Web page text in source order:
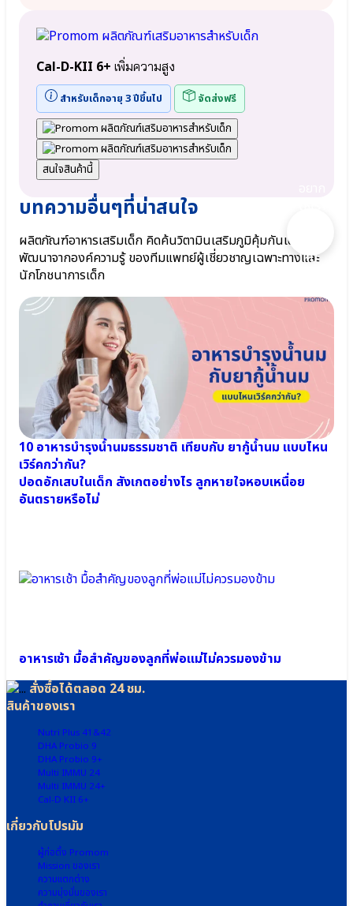
Cal-D-KII 6+ เพิ่มความสูง
สำหรับเด็กอายุ 3 ปีขึ้นไป จัดส่งฟรี
สนใจสินค้านี้
บทความอื่นๆที่น่าสนใจ
ผลิตภัณฑ์อาหารเสริมเด็ก คิดค้นวิตามินเสริมภูมิคุ้มกันเด็กและ
พัฒนาจากองค์ความรู้ ของทีมแพทย์ผู้เชี่ยวชาญเฉพาะทางและ
นักโภชนาการเด็ก
10 อาหารบำรุงน้ำนมธรรมชาติ เทียบกับ ยากู้น้ำนม แบบไหน
เวิร์คกว่ากัน?
ปอดอักเสบในเด็ก สังเกตอย่างไร ลูกหายใจหอบเหนื่อย
อันตรายหรือไม่
อาหารเช้า มื้อสำคัญของลูกที่พ่อแม่ไม่ควรมองข้าม
สั่งซื้อได้ตลอด 24 ชม.
สินค้าของเรา
Nutri Plus 41&42
DHA Probio 9
DHA Probio 9+
Multi IMMU 24
Multi IMMU 24+
Cal-D KII 6+
เกี่ยวกับโปรมัม
ผู้ก่อตั้ง Promom
Mission ของเรา
ความแตกต่าง
ความมุ่งมั่นของเรา
ไหม